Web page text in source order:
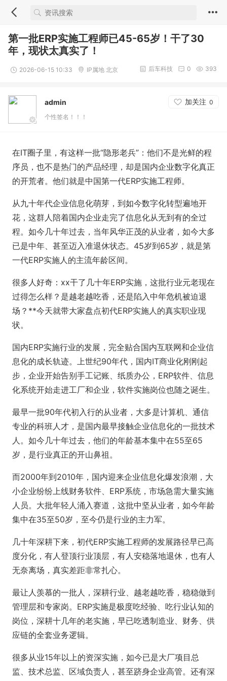
第一批ERP实施工程师已45-65岁！干了30
年，现状太真实了！
2026-06-15 10:33 IP属地 北京 393
0
后车科技
admin 加关注 0
个性签名！！！
在IT圈子里，有这样一批“隐形老兵”：他们不是光鲜的程
序员，也不是热门的产品经理，却是国内企业数字化真正
的开荒者。他们就是中国第一代ERP实施工程师。
从九十年代企业信息化萌芽，到如今数字化转型遍地开
花，这群人陪着国内企业走完了信息化从无到有的全过
程。如今几十年过去，当年风华正茂的从业者，如今大多
已是中年、甚至迈入准退休状态。45岁到65岁，就是第
一代ERP实施人的主流年龄区间。
很多人好奇：xx干了几十年ERP实施，这批行业元老现在
过得怎么样？是越老越吃香，还是陷入中年危机被迫退
场？**今天就带大家盘点初代ERP实施人的真实职业现
状。
国内ERP实施行业的发展，完全贴合国内互联网和企业信
息化的成长轨迹。上世纪90年代，国内IT商业化刚刚起
步，企业开始告别手工记账、纸质办公，ERP软件、信息
化系统开始走进工厂和企业，软件实施岗位也随之诞生。
最早一批90年代初入行的从业者，大多是计算机、通信
专业的科班人才，是国内最早接触企业信息化的一批技术
人。如今几十年过去，他们的年龄基本集中在55至65
岁，是行业真正的开山鼻祖。
而2000年到2010年，国内迎来企业信息化爆发浪潮，大
小企业纷纷上线财务软件、ERP系统，市场急需大量实施
人员。大批年轻人涌入赛道，这批中坚从业者，如今年龄
集中在35至50岁，至今仍是行业的主力军。
几十年深耕下来，初代ERP实施工程师的发展路径早已高
度分化，有人登顶行业顶层，有人安稳落地退休，也有人
无奈离场，真实差距非常扎心。
最让人羡慕的一批人，深耕行业、越老越吃香，稳稳做到
管理层和专家岗。ERP实施是极度吃经验、吃行业认知的
岗位，深耕十几年的老实施，早已吃透制造业、财务、供
应链的全套业务逻辑。
很多从业15年以上的资深实施，如今已是大厂项目总
监、技术总监、区域负责人，甚至跻身企业高管。还有深